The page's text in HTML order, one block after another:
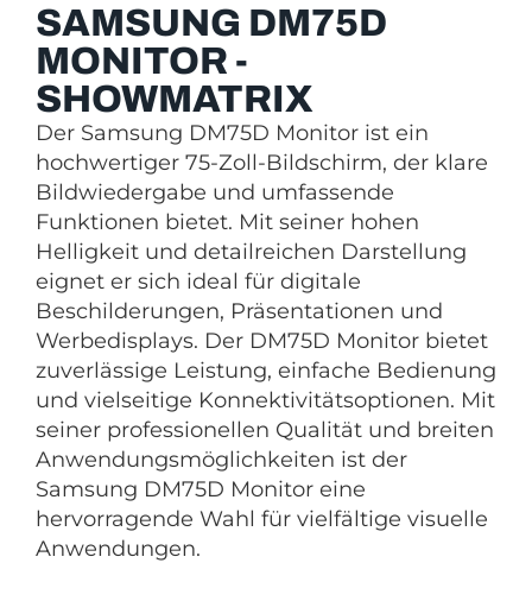
SAMSUNG DM75D
MONITOR -
SHOWMATRIX
Der Samsung DM75D Monitor ist ein
hochwertiger 75-Zoll-Bildschirm, der klare
Bildwiedergabe und umfassende
Funktionen bietet. Mit seiner hohen
Helligkeit und detailreichen Darstellung
eignet er sich ideal für digitale
Beschilderungen, Präsentationen und
Werbedisplays. Der DM75D Monitor bietet
zuverlässige Leistung, einfache Bedienung
und vielseitige Konnektivitätsoptionen. Mit
seiner professionellen Qualität und breiten
Anwendungsmöglichkeiten ist der
Samsung DM75D Monitor eine
hervorragende Wahl für vielfältige visuelle
Anwendungen.